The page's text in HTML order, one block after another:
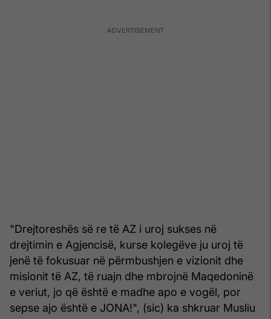
"Drejtoreshës së re të AZ i uroj sukses në
drejtimin e Agjencisë, kurse kolegëve ju uroj të
jenë të fokusuar në përmbushjen e vizionit dhe
misionit të AZ, të ruajn dhe mbrojnë Maqedoninë
e veriut, jo që është e madhe apo e vogël, por
sepse ajo është e JONA!", (sic) ka shkruar Musliu